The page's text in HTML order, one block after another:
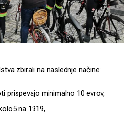
zbirali na naslednje načine:
prispevajo minimalno 10 evrov,
na 1919,